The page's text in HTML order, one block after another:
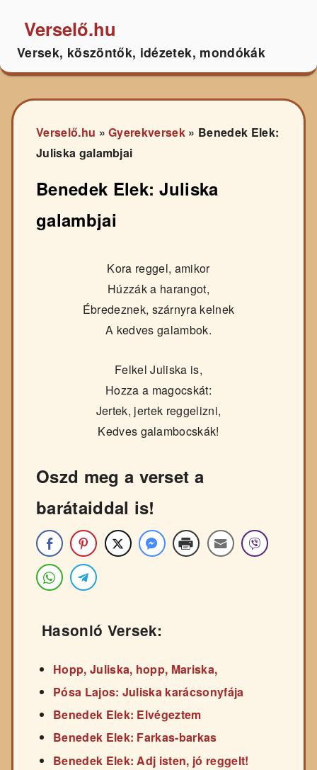
Verselő.hu
Versek, köszöntők, idézetek, mondókák
Verselő.hu »Gyerekversek » Benedek Elek:
Juliska galambjai
Benedek Elek: Juliska
galambjai
Kora reggel, amikor
Húzzák a harangot,
Ébredeznek, szárnyra kelnek
A kedves galambok.
Felkel Juliska is,
Hozza a magocskát:
Jertek, jertek reggelizni,
Kedves galambocskák!
Oszd meg a verset a
barátaiddal is!
Hasonló Versek:
Hopp, Juliska, hopp, Mariska,
Pósa Lajos: Juliska karácsonyfája
Benedek Elek: Elvégeztem
Benedek Elek: Farkas-barkas
Benedek Elek: Adj isten, jó reggelt!